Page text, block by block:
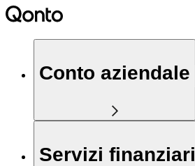
Conto aziendale
Servizi finanziari